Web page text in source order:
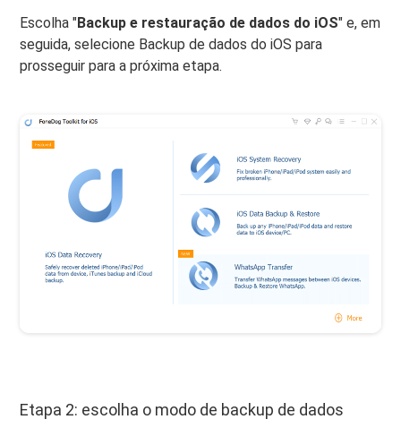
Escolha "Backup e restauração de dados do iOS" e, em
seguida, selecione Backup de dados do iOS para
prosseguir para a próxima etapa.
Etapa 2: escolha o modo de backup de dados